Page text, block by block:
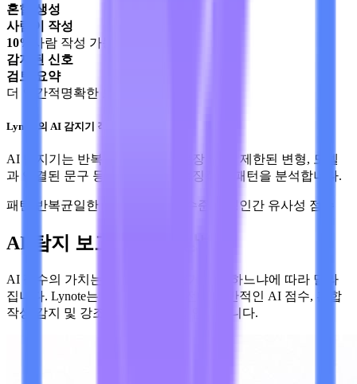
혼합 생성
사람이 작성
10%
사람 작성 가능성
감지된 신호
검토 요약
더 인간적명확한 보고서
Lynote의 AI 감지기 작동 방식
AI 탐지기는 반복, 예측 가능한 문장 리듬, 제한된 변형, 모델
과 연결된 문구 등 AI 글쓰기의 특징적인 패턴을 분석합니다.
패턴 반복균일한 문장 리듬 문장 수준 설명 인간 유사성 점수
AI 탐지 보고서 해석 방법
AI 점수의 가치는 그 의미를 어떻게 해석하느냐에 따라 달라
집니다. Lynote는 결정을 내리기 전에 전반적인 AI 점수, 혼합
작성 감지 및 강조 표시된 문장을 안내합니다.